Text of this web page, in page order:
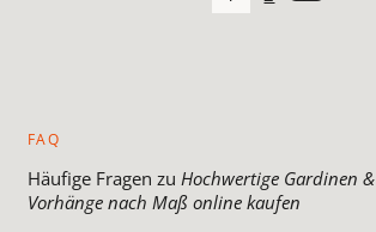
FAQ
Häufige Fragen zu Hochwertige Gardinen &
Vorhänge nach Maß online kaufen